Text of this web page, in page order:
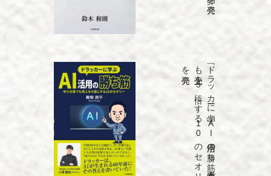
「ド
ラ
ッ
カ
ーに
学ぶ
A
I
活用の
勝ち
筋
中小企業で
も
売上を
5
倍に
す
る
1
0
の
セ
オ
リ
ー」
を
発売